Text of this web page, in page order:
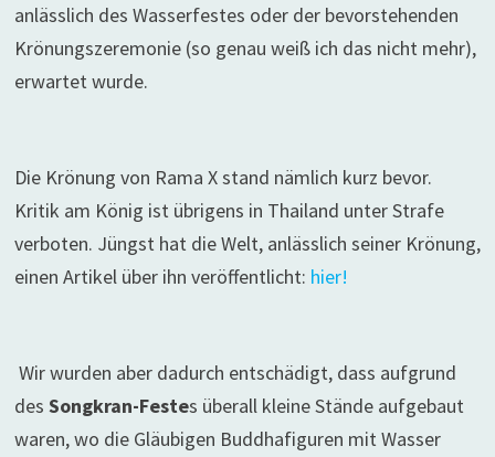
anlässlich des Wasserfestes oder der bevorstehenden
Krönungszeremonie (so genau weiß ich das nicht mehr),
erwartet wurde.
Die Krönung von Rama X stand nämlich kurz bevor.
Kritik am König ist übrigens in Thailand unter Strafe
verboten. Jüngst hat die Welt, anlässlich seiner Krönung,
einen Artikel über ihn veröffentlicht: hier!
Wir wurden aber dadurch entschädigt, dass aufgrund
des Songkran-Festes überall kleine Stände aufgebaut
waren, wo die Gläubigen Buddhafiguren mit Wasser